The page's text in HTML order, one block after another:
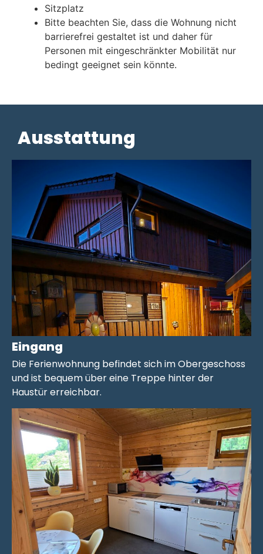
Sitzplatz
Bitte beachten Sie, dass die Wohnung nicht
barrierefrei gestaltet ist und daher für
Personen mit eingeschränkter Mobilität nur
bedingt geeignet sein könnte.
Ausstattung
Eingang
Die Ferienwohnung befindet sich im Obergeschoss
und ist bequem über eine Treppe hinter der
Haustür erreichbar.